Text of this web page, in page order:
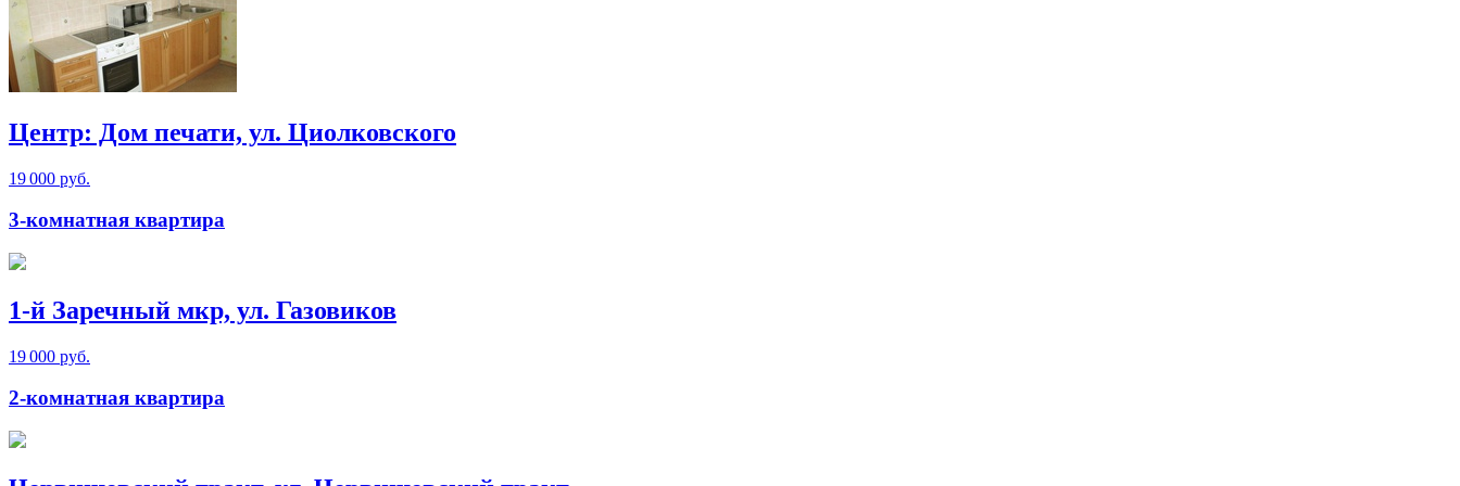
Центр: Дом печати, ул. Циолковского
19 000 руб.
3-комнатная квартира
1-й Заречный мкр, ул. Газовиков
19 000 руб.
2-комнатная квартира